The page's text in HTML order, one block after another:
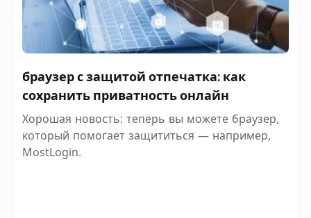
браузер с защитой отпечатка: как
сохранить приватность онлайн
Хорошая новость: теперь вы можете браузер,
который помогает защититься — например,
MostLogin.